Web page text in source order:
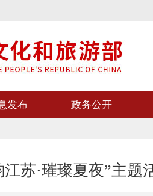
发布 政务公开
江苏·璀璨夏夜”主题